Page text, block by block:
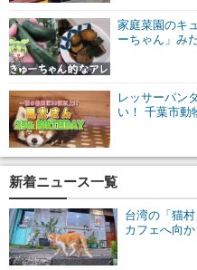
家庭菜園のキ
ーちゃん」み
レッサーパン
い！ 千葉市動
新着ニュース一覧
台湾の「猫
カフェへ向